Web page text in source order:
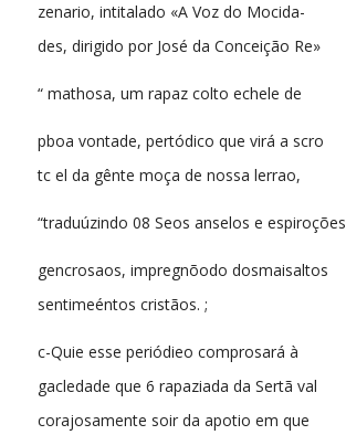
zenario, intitalado «A Voz do Mocida-
des, dirigido por José da Conceição Re»
“ mathosa, um rapaz colto echele de
pboa vontade, pertódico que virá a scro
tc el da gênte moça de nossa lerrao,
“traduúzindo 08 Seos anselos e espiroções
gencrosaos, impregnõodo dosmaisaltos
sentimeéntos cristãos. ;
c-Quie esse periódieo comprosará à
gacledade que 6 rapaziada da Sertã val
corajosamente soir da apotio em que